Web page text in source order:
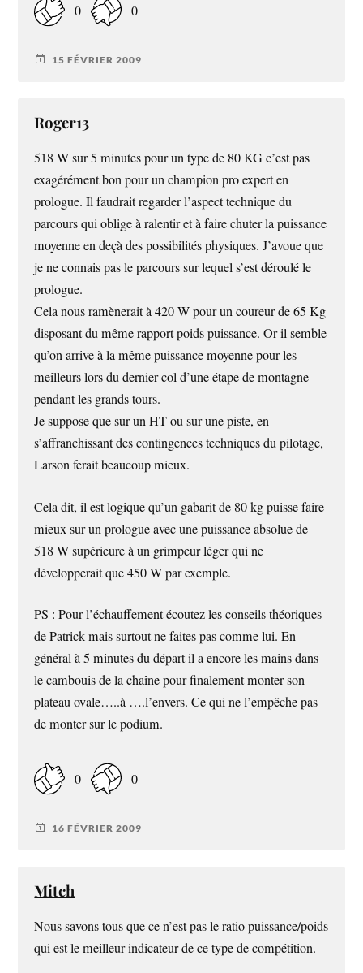
0 0
15 FÉVRIER 2009
Roger13
518 W sur 5 minutes pour un type de 80 KG c’est pas
exagérément bon pour un champion pro expert en
prologue. Il faudrait regarder l’aspect technique du
parcours qui oblige à ralentir et à faire chuter la puissance
moyenne en deçà des possibilités physiques. J’avoue que
je ne connais pas le parcours sur lequel s’est déroulé le
prologue.
Cela nous ramènerait à 420 W pour un coureur de 65 Kg
disposant du même rapport poids puissance. Or il semble
qu’on arrive à la même puissance moyenne pour les
meilleurs lors du dernier col d’une étape de montagne
pendant les grands tours.
Je suppose que sur un HT ou sur une piste, en
s’affranchissant des contingences techniques du pilotage,
Larson ferait beaucoup mieux.
Cela dit, il est logique qu’un gabarit de 80 kg puisse faire
mieux sur un prologue avec une puissance absolue de
518 W supérieure à un grimpeur léger qui ne
développerait que 450 W par exemple.
PS : Pour l’échauffement écoutez les conseils théoriques
de Patrick mais surtout ne faites pas comme lui. En
général à 5 minutes du départ il a encore les mains dans
le cambouis de la chaîne pour finalement monter son
plateau ovale…..à ….l’envers. Ce qui ne l’empêche pas
de monter sur le podium.
0 0
16 FÉVRIER 2009
Mitch
Nous savons tous que ce n’est pas le ratio puissance/poids
qui est le meilleur indicateur de ce type de compétition.